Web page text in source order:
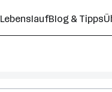
LebenslaufBlog & Tipps